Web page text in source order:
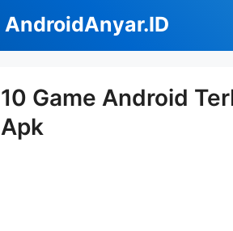
AndroidAnyar.ID
10 Game Android
Apk